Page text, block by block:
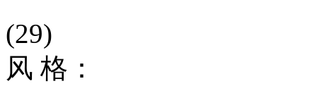
(29)
风 格：